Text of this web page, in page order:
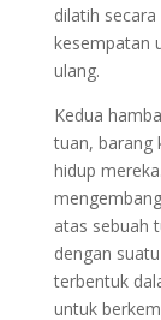
dilatih
kesempatan
ulang.
Kedua
tuan, barang
hidup
atas sebuah
dengan
terbentuk
untuk